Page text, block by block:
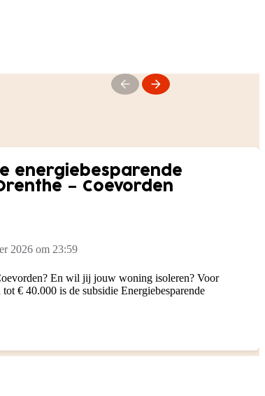
energiebesparende
– Coevorden
2026 om 23:59
En wil jij jouw woning isoleren? Voor
€ 40.000 is de subsidie Energiebesparende